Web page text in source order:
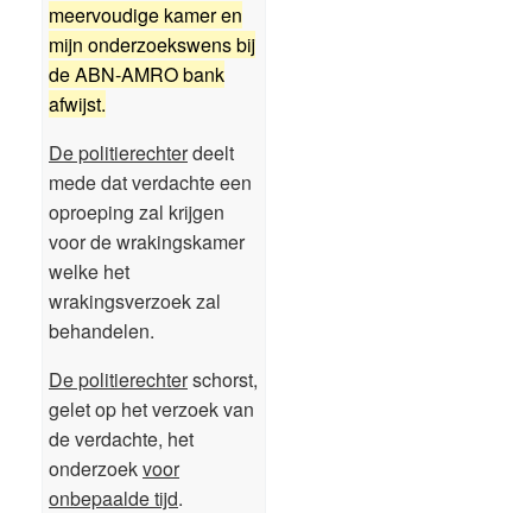
meervoudige kamer en
mijn onderzoekswens bij
de ABN-AMRO bank
afwijst.
De politierechterdeelt
mede dat verdachte een
oproeping zal krijgen
voor de wrakingskamer
welke het
wrakingsverzoek zal
behandelen.
De politierechterschorst,
gelet op het verzoek van
de verdachte, het
onderzoekvoor
onbepaalde tijd.